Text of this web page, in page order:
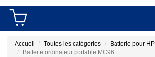
Accueil Toutes les catégories
Batterie pour HP
Batterie ordinateur portable MC96